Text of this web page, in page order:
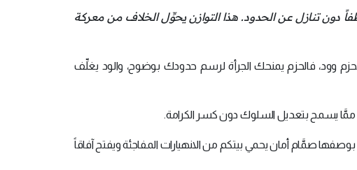
دون تنازل عن الحدود. هذا التوازن يحوِّل الخلاف من معركة
وود، فالحزم يمنحك الجرأة لرسم حدودك بوضوح، والود يغلِّف
ممَّا يسمح بتعديل السلوك دون كسر الكرامة.
صمَّام أمان يحمي بيتكم من الانهيارات المفاجئة ويفتح آفاقاً